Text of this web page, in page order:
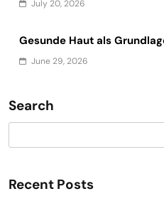
July 20, 2026
Gesunde Haut als
June 29, 2026
Search
Recent Posts